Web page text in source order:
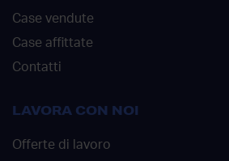
Case vendute
Case affittate
Contatti
LAVORA CON NOI
Offerte di lavoro